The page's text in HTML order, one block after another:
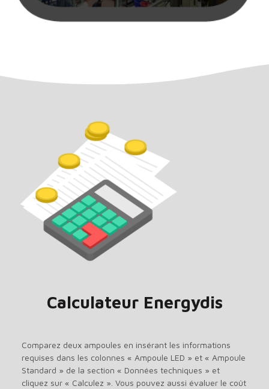
Calculateur Energydis
Comparez deux ampoules en insérant les informations
requises dans les colonnes « Ampoule LED » et « Ampoule
Standard » de la section « Données techniques » et
cliquez sur « Calculez ». Vous pouvez aussi évaluer le coût